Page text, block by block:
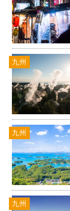
九州
九州
九州